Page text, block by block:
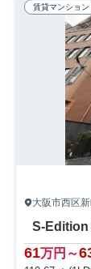
賃貸マンション
大阪市西区
61万円～